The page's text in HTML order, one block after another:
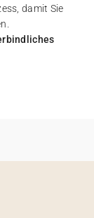
damit Sie